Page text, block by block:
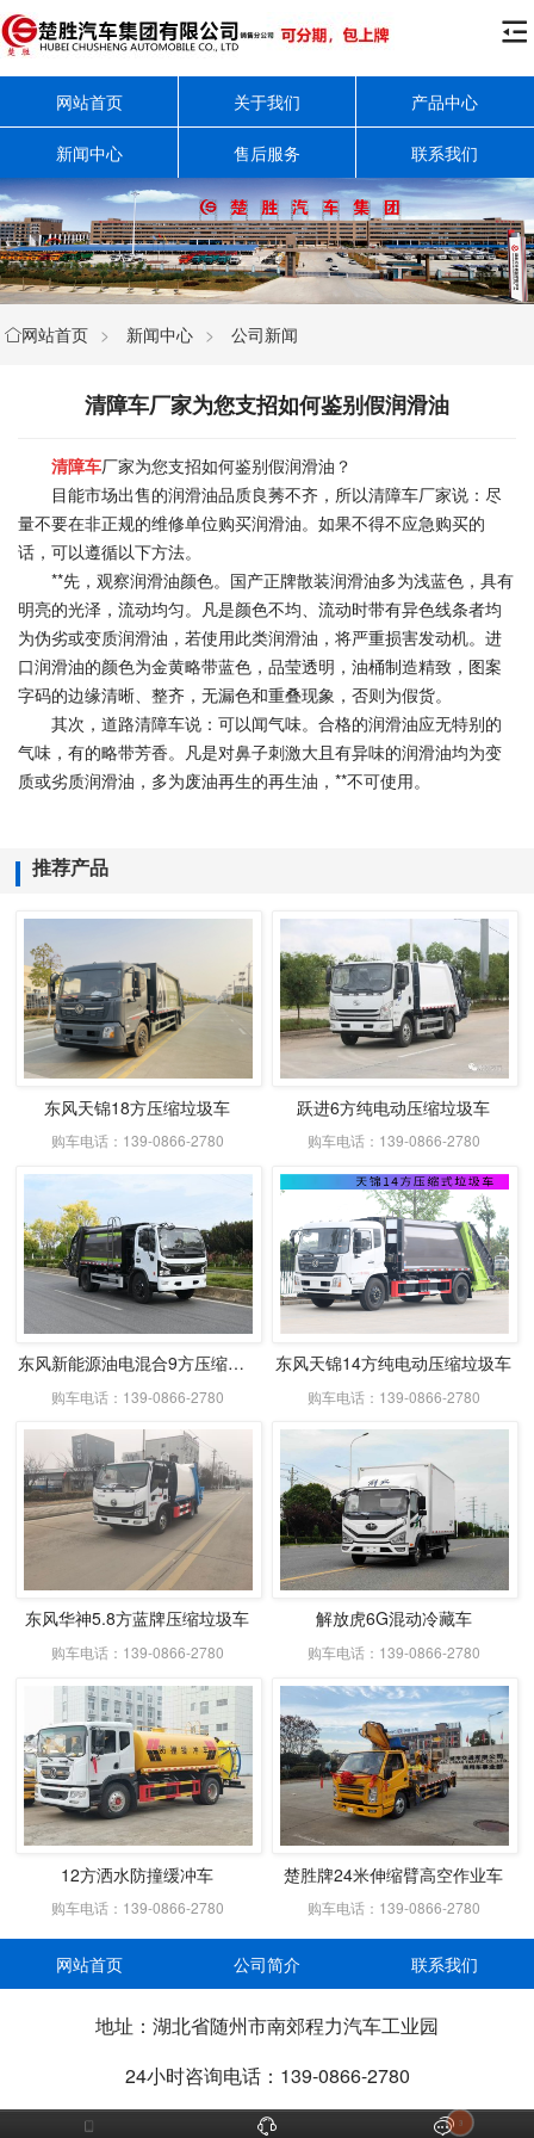

网站首页 关于我们 产品中心
新闻中心 售后服务 联系我们
网站首页 > 新闻中心 > 公司新闻
清障车厂家为您支招如何鉴别假润滑油
清障车厂家为您支招如何鉴别假润滑油？
目能市场出售的润滑油品质良莠不齐，所以清障车厂家说：尽
量不要在非正规的维修单位购买润滑油。如果不得不应急购买的
话，可以遵循以下方法。
**先，观察润滑油颜色。国产正牌散装润滑油多为浅蓝色，具有
明亮的光泽，流动均匀。凡是颜色不均、流动时带有异色线条者均
为伪劣或变质润滑油，若使用此类润滑油，将严重损害发动机。进
口润滑油的颜色为金黄略带蓝色，品莹透明，油桶制造精致，图案
字码的边缘清晰、整齐，无漏色和重叠现象，否则为假货。
其次，道路清障车说：可以闻气味。合格的润滑油应无特别的
气味，有的略带芳香。凡是对鼻子刺激大且有异味的润滑油均为变
质或劣质润滑油，多为废油再生的再生油，**不可使用。
推荐产品
东风天锦18方压缩垃圾车
购车电话：139-0866-2780
跃进6方纯电动压缩垃圾车
购车电话：139-0866-2780
东风新能源油电混合9方压缩式垃圾车
购车电话：139-0866-2780
东风天锦14方纯电动压缩垃圾车
购车电话：139-0866-2780
东风华神5.8方蓝牌压缩垃圾车
购车电话：139-0866-2780
解放虎6G混动冷藏车
购车电话：139-0866-2780
12方洒水防撞缓冲车
购车电话：139-0866-2780
楚胜牌24米伸缩臂高空作业车
购车电话：139-0866-2780
网站首页 公司简介 联系我们
地址：湖北省随州市南郊程力汽车工业园
24小时咨询电话：139-0866-2780
   3